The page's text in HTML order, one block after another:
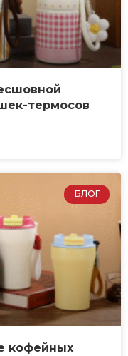
термосов
БЛОГ
кофейных